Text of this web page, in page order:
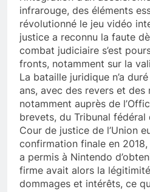
infrarouge, des éléments
révolutionné le jeu vidéo
justice a reconnu la faute
combat judiciaire s’est
fronts, notamment sur la
La bataille juridique n’a
ans, avec des revers et des
notamment auprès de
brevets, du Tribunal
Cour de justice de l’Union
confirmation finale en
a permis à Nintendo
firme avait alors la
dommages et intérêts, ce